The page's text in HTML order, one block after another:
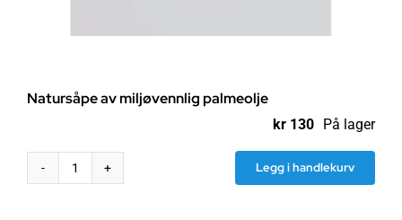
Natursåpe av miljøvennlig palmeolje
kr 130 På lager
Natursåpe
Legg i handlekurv